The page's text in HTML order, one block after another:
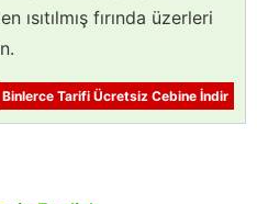
ısıtılmış fırında üzerleri
Binlerce Tarifi Ücretsiz Cebine İndir